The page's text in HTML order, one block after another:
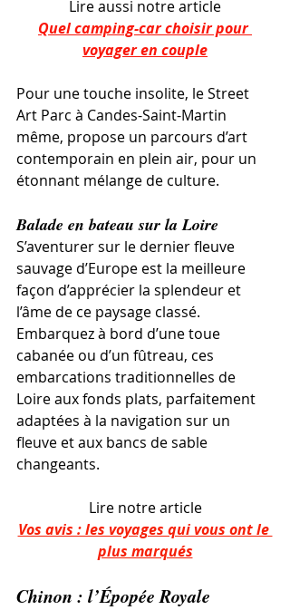
Lire aussi notre article
Quel camping-car choisir pour
voyager en couple
Pour une touche insolite, le Street
Art Parc à Candes-Saint-Martin
même, propose un parcours d’art
contemporain en plein air, pour un
étonnant mélange de culture.
Balade en bateau sur la Loire
S’aventurer sur le dernier fleuve
sauvage d’Europe est la meilleure
façon d’apprécier la splendeur et
l’âme de ce paysage classé.
Embarquez à bord d’une toue
cabanée ou d’un fûtreau, ces
embarcations traditionnelles de
Loire aux fonds plats, parfaitement
adaptées à la navigation sur un
fleuve et aux bancs de sable
changeants.
Lire notre article
Vos avis : les voyages qui vous ont le
plus marqués
Chinon : l’Épopée Royale